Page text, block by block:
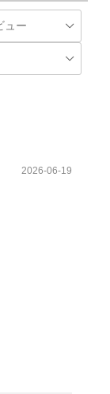
2026-06-19